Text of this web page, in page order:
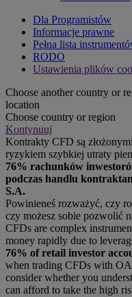
Dla Programistów
Informacje prawne
Pełna lista
RODO
Ustawienia plików
Choose another country or
location
Choose country or region
Kontynuuj
Kontrakty CFD są
ryzykiem szybkiej utraty
76% rachunków
podczas handlu
S.A.
Powinieneś rozważyć, czy
czy możesz sobie pozwolić
CFDs are complex
money rapidly due to
76% of retail investor
when trading CFDs with
consider whether you
can afford to take the high